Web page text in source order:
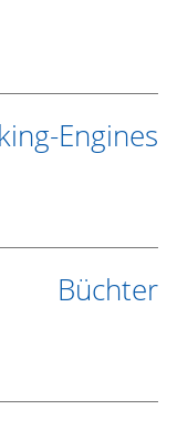
Engines
Büchter